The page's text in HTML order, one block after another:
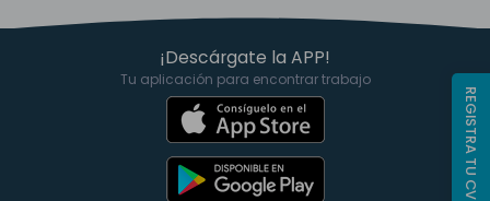
¡Descárgate la APP!
Tu aplicación para encontrar trabajo
REGISTRA TU CV